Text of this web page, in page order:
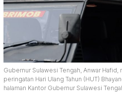
Gubernur Sulawesi Tengah, Anwar
peringatan Hari Ulang Tahun (HUT)
halaman Kantor Gubernur Sulawesi